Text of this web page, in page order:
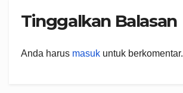
Tinggalkan Balasan
Anda harus masuk untuk berkomentar.